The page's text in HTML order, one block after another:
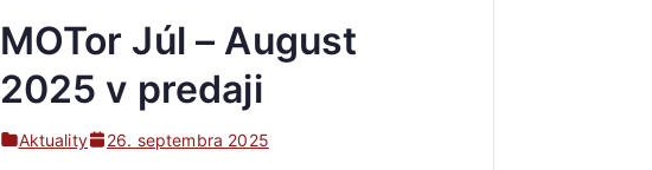
MOTor Júl – August
2025 v predaji
Aktuality 26. septembra 2025